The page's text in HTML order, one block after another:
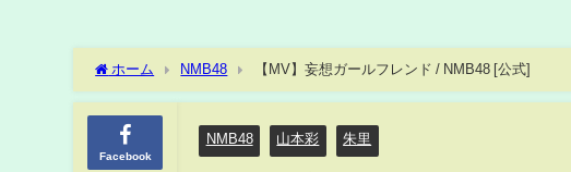
ホーム NMB48 【MV】妄想ガールフレンド / NMB48 [公式]
Facebook
NMB48 山本彩 朱里